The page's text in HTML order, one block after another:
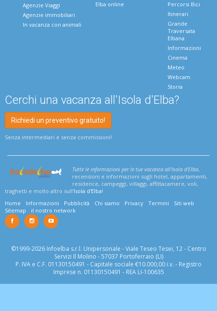
Agenzie Viaggi
Agenzie immobiliari
In vacanza con animali
Elba online
Percorsi Bici
Itinerari
Grande
Traversata
Elbana
Informazioni
Cinema
Meteo
Webcam
Storia
Cerchi una vacanza all'Isola d'Elba?
Richiedi un preventivo gratuito!
Senza intermediari e senza commissioni!
Tutte le informazioni per le tue vacanza all'Isola d'Elba,
recensioni e informazioni sugli hotel, appartamenti,
residence, campeggi, villaggi, affittacamere, voli,
traghetti e molto altro sull'Isola d'Elba!
Home
Informazioni Pubblicità Chi siamo Privacy Termini
Siti web
Sitemap
il nostro network
©1999-2026 Infoelba s.r.l. Unipersonale - Viale Teseo Tesei, 12 - Centro
Servizi Il Molino - 57037 Portoferraio (LI)
P. IVA e C.F. 01130150491 - Capitale sociale €10.000,00 i.v. - Registro
Imprese n. 01130150491 - REA LI-100635